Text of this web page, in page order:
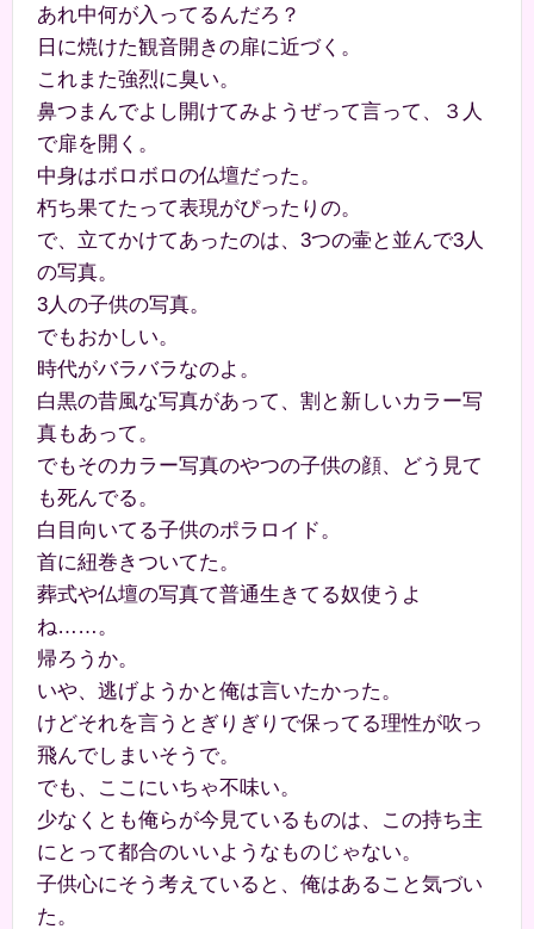
あれ中何が入ってるんだろ？
日に焼けた観音開きの扉に近づく。
これまた強烈に臭い。
鼻つまんでよし開けてみようぜって言って、３人
で扉を開く。
中身はボロボロの仏壇だった。
朽ち果てたって表現がぴったりの。
で、立てかけてあったのは、3つの壷と並んで3人
の写真。
3人の子供の写真。
でもおかしい。
時代がバラバラなのよ。
白黒の昔風な写真があって、割と新しいカラー写
真もあって。
でもそのカラー写真のやつの子供の顔、どう見て
も死んでる。
白目向いてる子供のポラロイド。
首に紐巻きついてた。
葬式や仏壇の写真て普通生きてる奴使うよ
ね……。
帰ろうか。
いや、逃げようかと俺は言いたかった。
けどそれを言うとぎりぎりで保ってる理性が吹っ
飛んでしまいそうで。
でも、ここにいちゃ不味い。
少なくとも俺らが今見ているものは、この持ち主
にとって都合のいいようなものじゃない。
子供心にそう考えていると、俺はあること気づい
た。